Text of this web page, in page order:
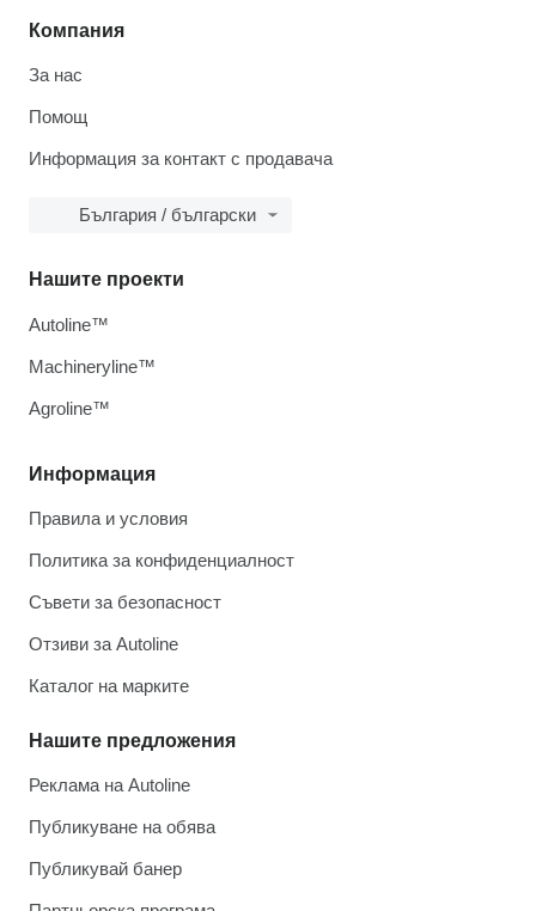
Компания
За нас
Помощ
Информация за контакт с продавача
България / български
Информация
Правила и условия
Политика за конфиденциалност
Съвети за безопасност
Отзиви за Autoline
Каталог на марките
Нашите предложения
Реклама на Autoline
Публикуване на обява
Публикувай банер
Нашите проекти
Autoline™
Machineryline™
Agroline™